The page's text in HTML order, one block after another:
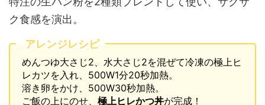
ク食感を演出。
アレンジレシピ
めんつゆ大さじ2、水大さじ2を混ぜて冷凍の極上ヒ
レカツを入れ、500W1分20秒加熱。
溶き卵をかけ、500W30秒加熱。
ご飯の上にのせ、 極上ヒレかつ丼が完成！